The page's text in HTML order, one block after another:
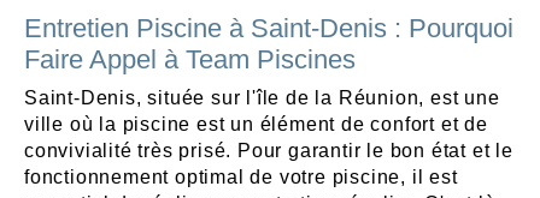
Entretien Piscine à Saint-Denis : Pourquoi
Faire Appel à Team Piscines
Saint-Denis, située sur l'île de la Réunion, est une
ville où la piscine est un élément de confort et de
convivialité très prisé. Pour garantir le bon état et le
fonctionnement optimal de votre piscine, il est